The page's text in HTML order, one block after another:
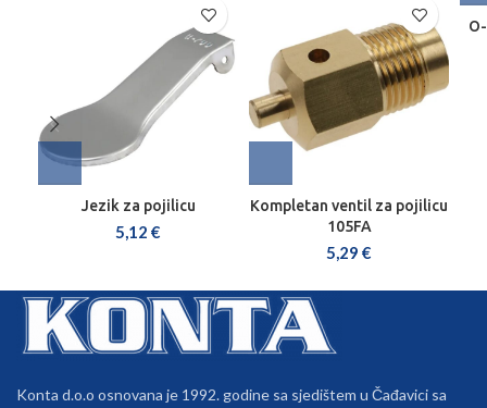
Jezik za pojilicu
5,12 €
Kompletan ventil za pojilicu
105FA
5,29 €
Konta d.o.o osnovana je 1992. godine sa sjedištem u Čađavici sa